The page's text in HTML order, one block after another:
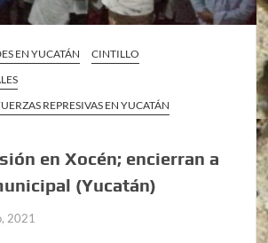
EN YUCATÁN
CINTILLO
REPRESIVAS EN YUCATÁN
en Xocén; encierran a
(Yucatán)
2021